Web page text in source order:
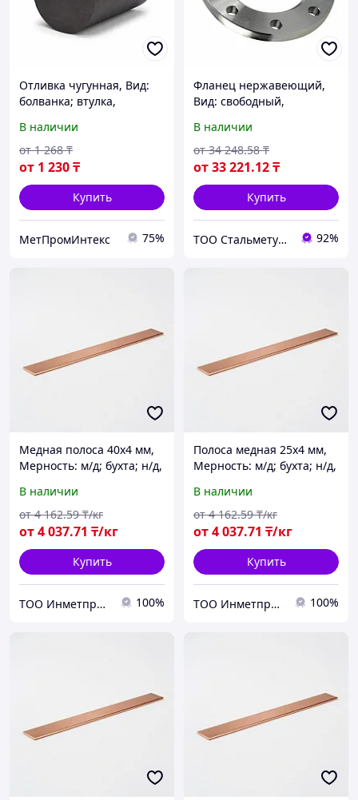
Отливка чугунная, Вид:
болванка; втулка,
Марка: СЧ15..., ГОСТ:
ГОСТ 1412-85...
В наличии
от 1 230₸
от 1 268 ₸
Купить
МетПромИнтекс 75%
Фланец нержавеющий,
Вид: свободный,
В наличии
от33 221.12₸
от 34 248.58 ₸
Купить
ТОО Стальметурал 92%
Медная полоса 40х4 мм,
Мерность: м/д; бухта; н/д,
В наличии
от4 037.71 ₸/кг
от 4 162.59 ₸/кг
Купить
ТОО Инметпром 100%
Полоса медная 25х4 мм,
Мерность: м/д; бухта; н/д,
В наличии
от4 037.71 ₸/кг
от 4 162.59 ₸/кг
Купить
ТОО Инметпром 100%